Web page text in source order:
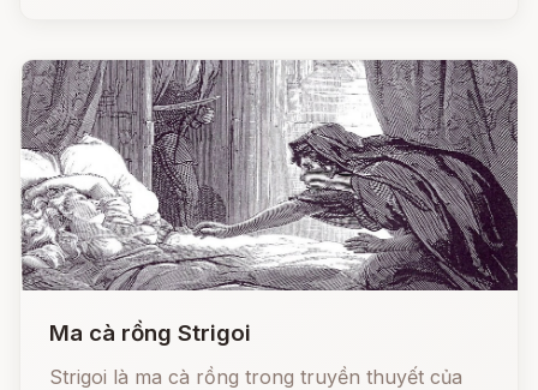
tuệ.
Ma cà rồng Strigoi
Strigoi là ma cà rồng trong truyền thuyết của